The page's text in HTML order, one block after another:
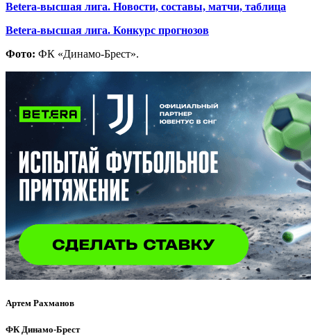
Betera-высшая лига. Новости, составы, матчи, таблица
Betera-высшая лига. Конкурс прогнозов
Фото: ФК «Динамо-Брест».
Артем Рахманов
ФК Динамо-Брест